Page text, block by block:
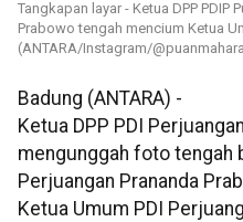
Tangkapan layar - Ketua DPP PDIP
Prabowo tengah mencium Ketua
(ANTARA/Instagram/
Badung (ANTARA) -
Ketua DPP PDI
mengunggah foto tengah
Perjuangan Prananda
Ketua Umum PDI